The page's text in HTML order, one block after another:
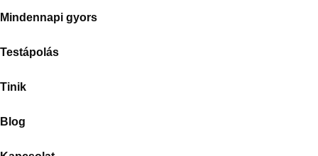
Mindennapi gyors
Testápolás
Tinik
Blog